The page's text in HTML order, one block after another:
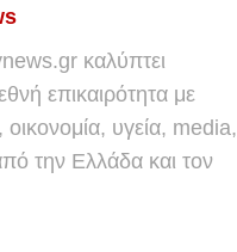
καλύπτει
επικαιρότητα με
οικονομία, υγεία, media,
την Ελλάδα και τον